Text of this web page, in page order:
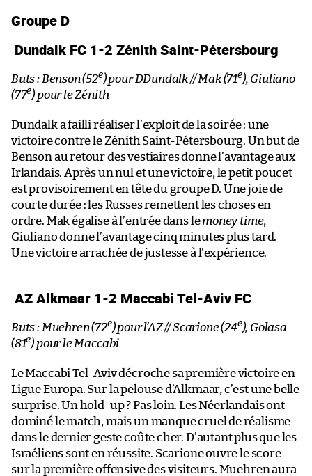
Groupe D
Dundalk FC 1-2 Zénith Saint-Pétersbourg
Buts : Benson (52e) pour DDundalk // Mak (71e), Giuliano
(77e) pour le Zénith
Dundalk a failli réaliser l’exploit de la soirée : une
victoire contre le Zénith Saint-Pétersbourg. Un but de
Benson au retour des vestiaires donne l’avantage aux
Irlandais. Après un nul et une victoire, le petit poucet
est provisoirement en tête du groupe D. Une joie de
courte durée : les Russes remettent les choses en
ordre. Mak égalise à l’entrée dans lemoney time,
Giuliano donne l’avantage cinq minutes plus tard.
Une victoire arrachée de justesse à l’expérience.
AZ Alkmaar 1-2 Maccabi Tel-Aviv FC
Buts : Muehren (72e) pour l’AZ // Scarione (24e), Golasa
(81e) pour le Maccabi
Le Maccabi Tel-Aviv décroche sa première victoire en
Ligue Europa. Sur la pelouse d’Alkmaar, c’est une belle
surprise. Un hold-up ? Pas loin. Les Néerlandais ont
dominé le match, mais un manque cruel de réalisme
dans le dernier geste coûte cher. D’autant plus que les
Israéliens sont en réussite. Scarione ouvre le score
sur la première offensive des visiteurs. Muehren aura